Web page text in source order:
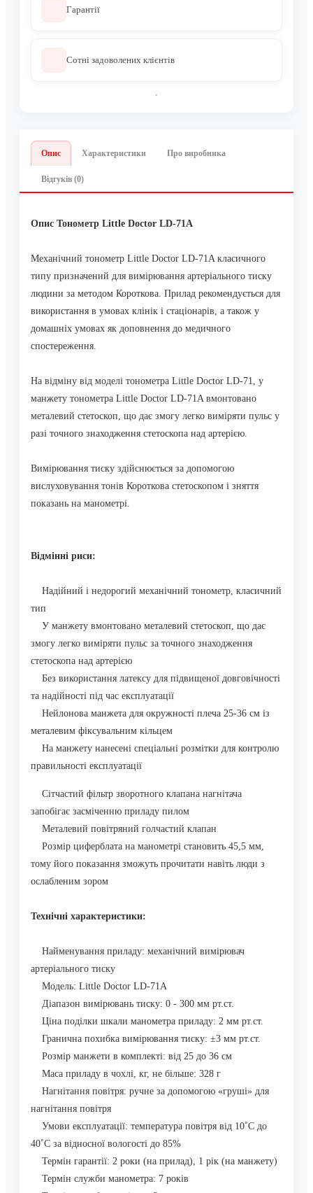
Гарантії
Сотні задоволених клієнтів
Опис Характеристики Про виробника
Відгуків (0)
Опис Тонометр Little Doctor LD-71A
Механічний тонометр Little Doctor LD-71A класичного
типу призначений для вимірювання артеріального тиску
людини за методом Короткова. Прилад рекомендується для
використання в умовах клінік і стаціонарів, а також у
домашніх умовах як доповнення до медичного
спостереження.
На відміну від моделі тонометра Little Doctor LD-71, у
манжету тонометра Little Doctor LD-71A вмонтовано
металевий стетоскоп, що дає змогу легко виміряти пульс у
разі точного знаходження стетоскопа над артерією.
Вимірювання тиску здійснюється за допомогою
вислуховування тонів Короткова стетоскопом і зняття
показань на манометрі.
Відмінні риси:
Надійний і недорогий механічний тонометр, класичний
тип
У манжету вмонтовано металевий стетоскоп, що дає
змогу легко виміряти пульс за точного знаходження
стетоскопа над артерією
Без використання латексу для підвищеної довговічності
та надійності під час експлуатації
Нейлонова манжета для окружності плеча 25-36 см із
металевим фіксувальним кільцем
На манжету нанесені спеціальні розмітки для контролю
правильності експлуатації
Сітчастий фільтр зворотного клапана нагнітача
запобігає засміченню приладу пилом
Металевий повітряний голчастий клапан
Розмір циферблата на манометрі становить 45,5 мм,
тому його показання зможуть прочитати навіть люди з
ослабленим зором
Технічні характеристики:
Найменування приладу: механічний вимірювач
артеріального тиску
Модель: Little Doctor LD-71A
Діапазон вимірювань тиску: 0 - 300 мм рт.ст.
Ціна поділки шкали манометра приладу: 2 мм рт.ст.
Гранична похибка вимірювання тиску: ±3 мм рт.ст.
Розмір манжети в комплекті: від 25 до 36 см
Маса приладу в чохлі, кг, не більше: 328 г
Нагнітання повітря: ручне за допомогою «груші» для
нагнітання повітря
Умови експлуатації: температура повітря від 10˚C до
40˚C за відносної вологості до 85%
Термін гарантії: 2 роки (на прилад), 1 рік (на манжету)
Термін служби манометра: 7 років